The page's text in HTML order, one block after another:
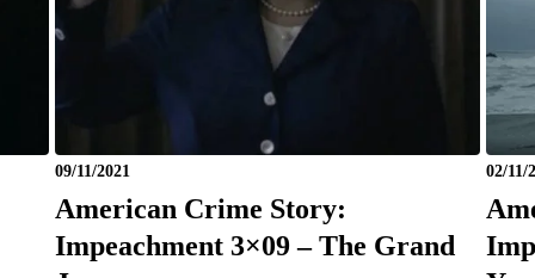
09/11/2021
American Crime Story:
Impeachment 3×09 – The Grand
02/11/